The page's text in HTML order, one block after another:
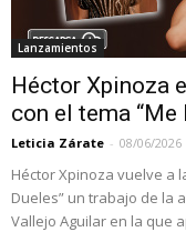
Lanzamientos
Héctor Xpinoza
con el tema “Me
Leticia Zárate - 08/06/2026
Héctor Xpinoza vuelve a
Dueles” un trabajo de la
Vallejo Aguilar en la que